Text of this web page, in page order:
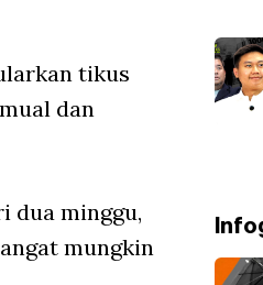
tikus
dan
dua minggu,
mungkin